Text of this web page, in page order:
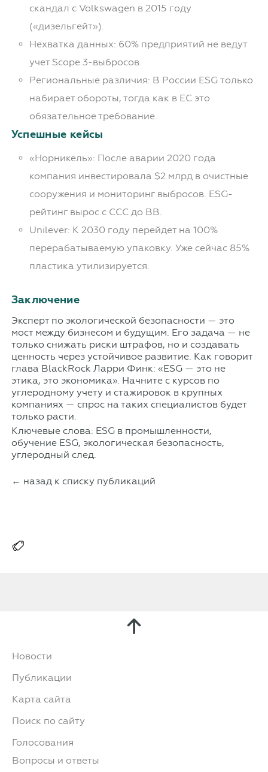
скандал с Volkswagen в 2015 году
(«дизельгейт»).
Нехватка данных: 60% предприятий не ведут
учет Scope 3-выбросов.
Региональные различия: В России ESG только
набирает обороты, тогда как в ЕС это
обязательное требование.
Успешные кейсы
«Норникель»: После аварии 2020 года
компания инвестировала $2 млрд в очистные
сооружения и мониторинг выбросов. ESG-
рейтинг вырос с CCC до BB.
Unilever: К 2030 году перейдет на 100%
перерабатываемую упаковку. Уже сейчас 85%
пластика утилизируется.
Заключение
Эксперт по экологической безопасности — это
мост между бизнесом и будущим. Его задача — не
только снижать риски штрафов, но и создавать
ценность через устойчивое развитие. Как говорит
глава BlackRock Ларри Финк: «ESG — это не
этика, это экономика». Начните с курсов по
углеродному учету и стажировок в крупных
компаниях — спрос на таких специалистов будет
только расти.
Ключевые слова: ESG в промышленности,
обучение ESG, экологическая безопасность,
углеродный след.
← назад к списку публикаций
Новости
Публикации
Карта сайта
Поиск по сайту
Голосования
Вопросы и ответы